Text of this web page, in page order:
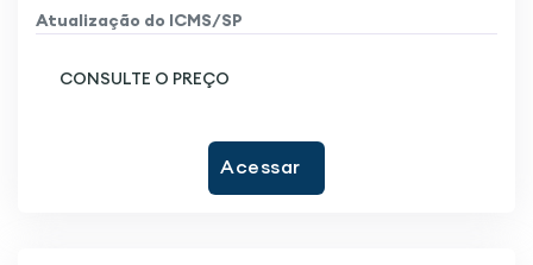
Atualização do ICMS/SP
CONSULTE O PREÇO
Acessar